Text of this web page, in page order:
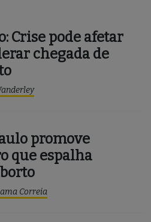
Crise pode afetar
chegada de
promove
que espalha
Correia